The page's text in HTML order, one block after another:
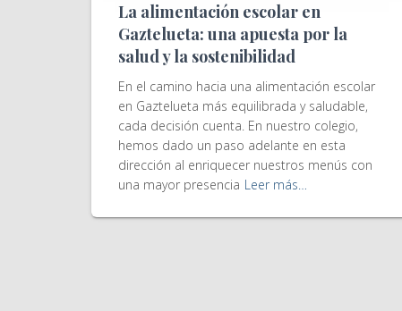
La alimentación escolar en
Gaztelueta: una apuesta por la
salud y la sostenibilidad
En el camino hacia una alimentación escolar
en Gaztelueta más equilibrada y saludable,
cada decisión cuenta. En nuestro colegio,
hemos dado un paso adelante en esta
dirección al enriquecer nuestros menús con
una mayor presencia Leer más…